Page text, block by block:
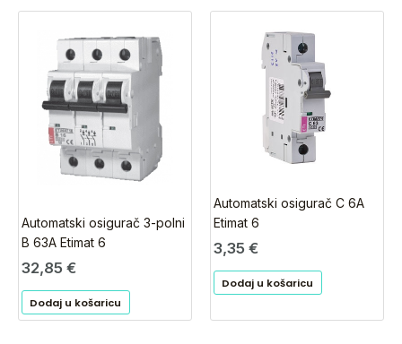
Automatski osigurač 3-polni
B 63A Etimat 6
32,85 €
Dodaj u košaricu
Automatski osigurač C 6A
Etimat 6
3,35 €
Dodaj u košaricu